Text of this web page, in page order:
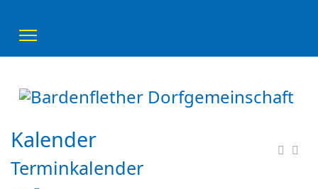
Kalender
Terminkalender